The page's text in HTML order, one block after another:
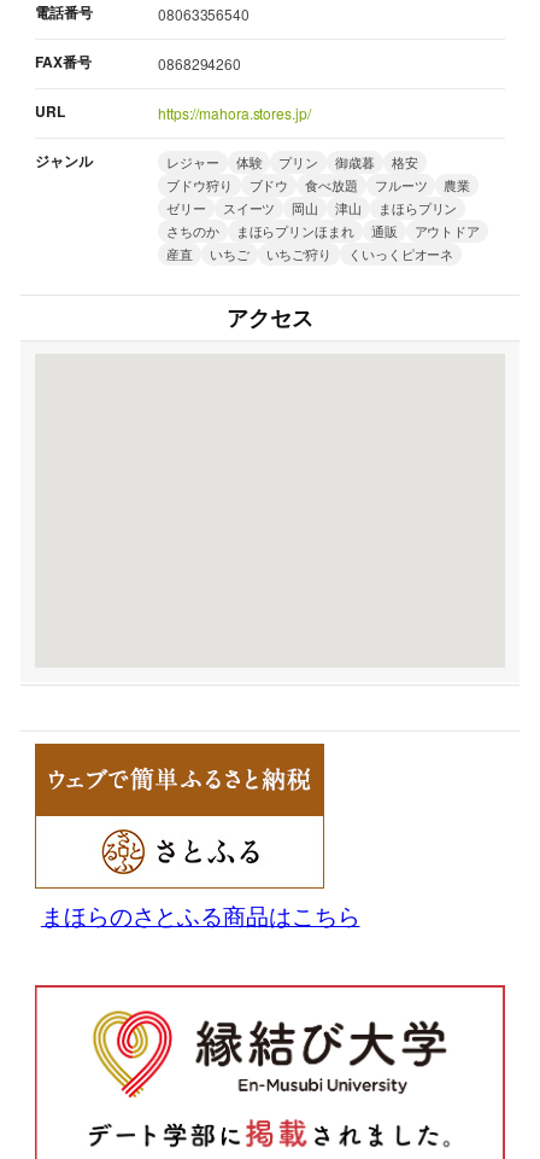
電話番号 08063356540
FAX番号 0868294260
URL https://mahora.stores.jp/
ジャンル レジャー 体験 プリン 御歳暮
格安
ブドウ狩り
ブドウ 食べ放題 フルーツ
農業
ゼリー
スイーツ 岡山 津山
まほらプリン
さちのか
まほらプリンほまれ 通販
アウトドア
産直
いちご いちご狩り くいっくピオーネ
アクセス
まほらのさとふる商品はこちら